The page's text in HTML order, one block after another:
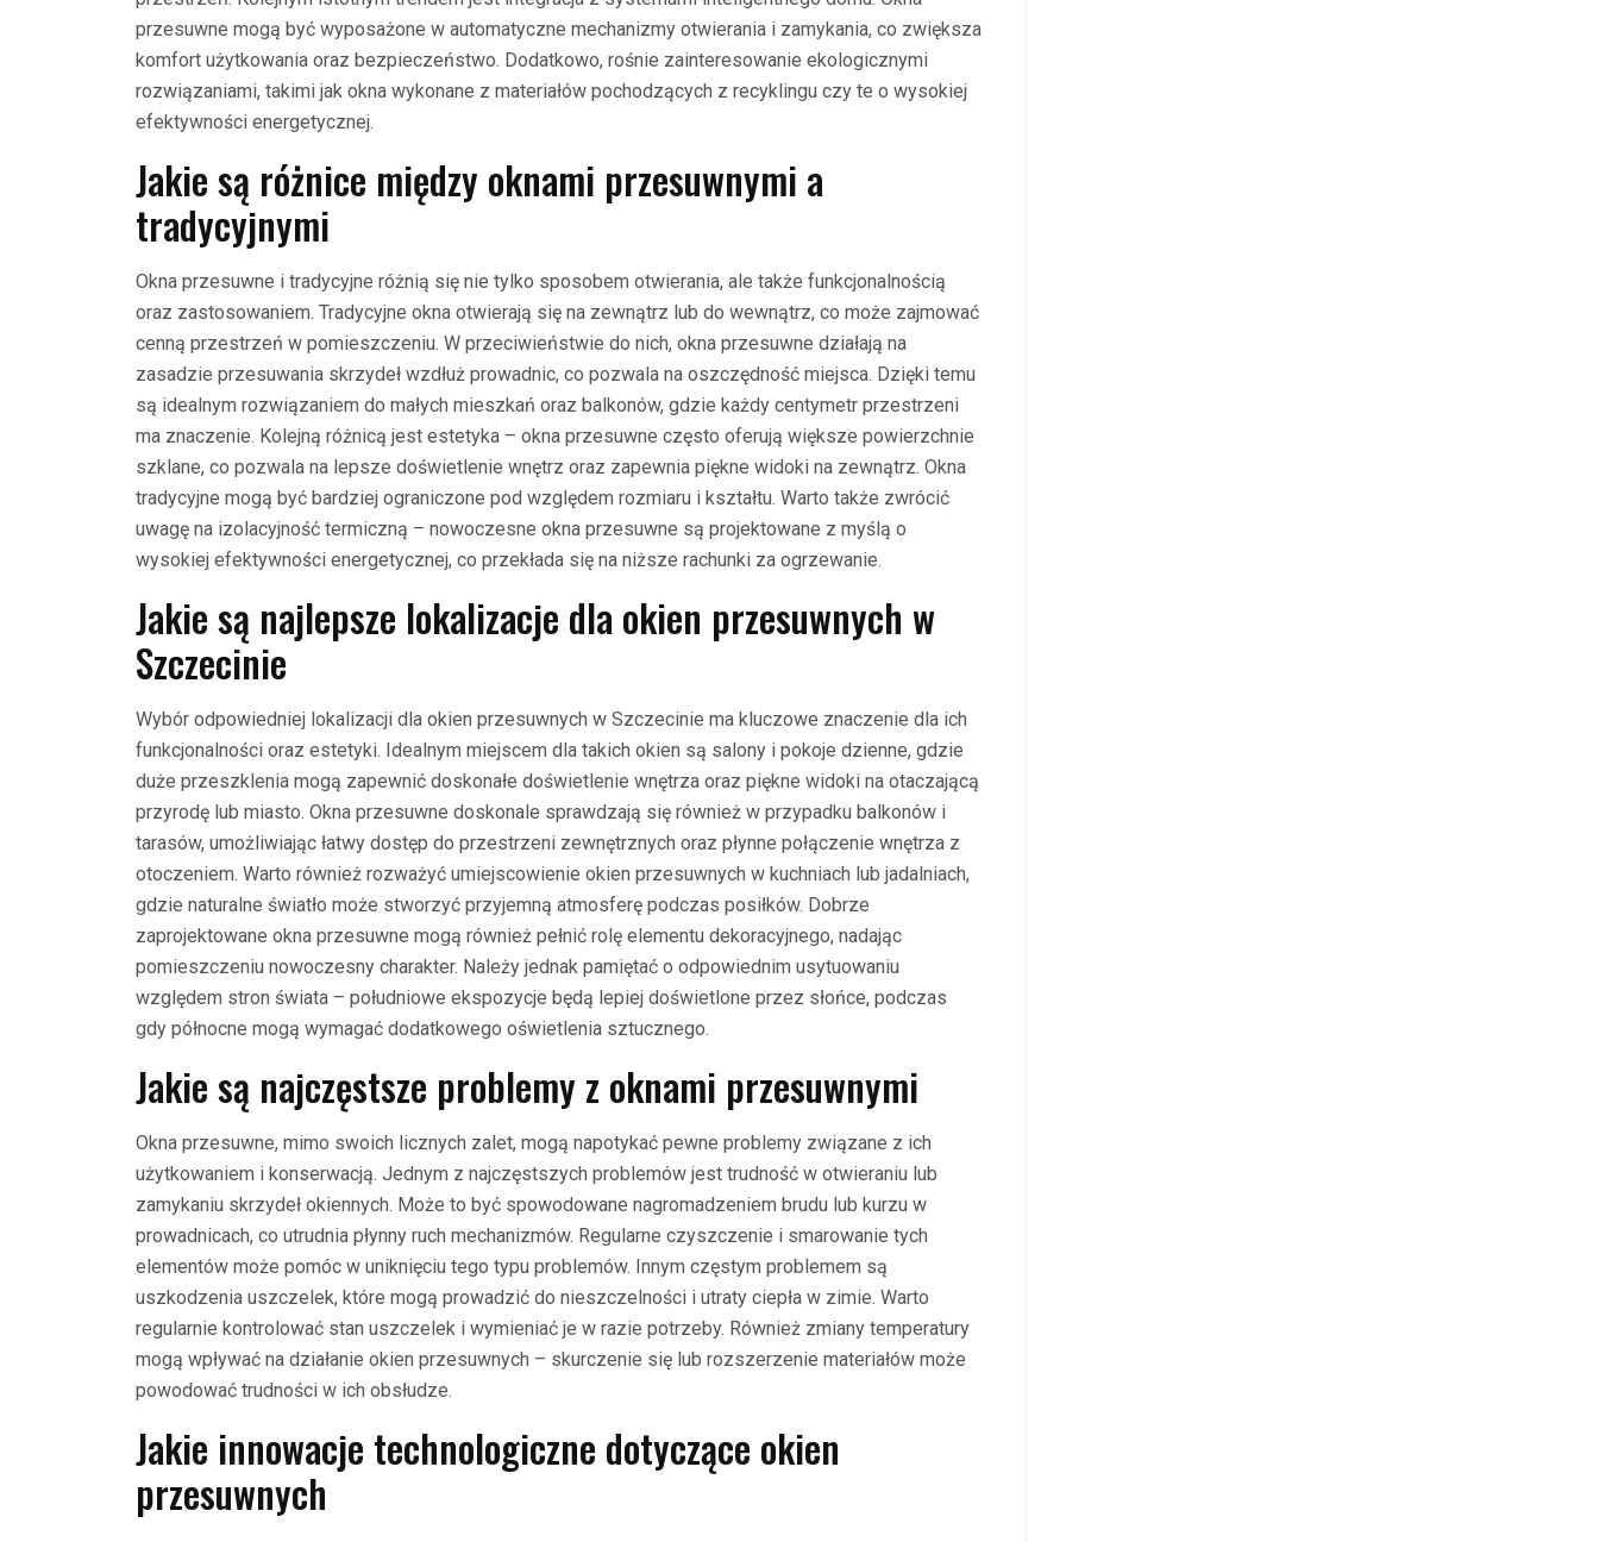
przesuwne mogą być wyposażone w automatyczne mechanizmy otwierania i zamykania, co zwiększa
komfort użytkowania oraz bezpieczeństwo. Dodatkowo, rośnie zainteresowanie ekologicznymi
rozwiązaniami, takimi jak okna wykonane z materiałów pochodzących z recyklingu czy te o wysokiej
efektywności energetycznej.
Jakie są różnice między oknami przesuwnymi a
tradycyjnymi
Okna przesuwne i tradycyjne różnią się nie tylko sposobem otwierania, ale także funkcjonalnością
oraz zastosowaniem. Tradycyjne okna otwierają się na zewnątrz lub do wewnątrz, co może zajmować
cenną przestrzeń w pomieszczeniu. W przeciwieństwie do nich, okna przesuwne działają na
zasadzie przesuwania skrzydeł wzdłuż prowadnic, co pozwala na oszczędność miejsca. Dzięki temu
są idealnym rozwiązaniem do małych mieszkań oraz balkonów, gdzie każdy centymetr przestrzeni
ma znaczenie. Kolejną różnicą jest estetyka – okna przesuwne często oferują większe powierzchnie
szklane, co pozwala na lepsze doświetlenie wnętrz oraz zapewnia piękne widoki na zewnątrz. Okna
tradycyjne mogą być bardziej ograniczone pod względem rozmiaru i kształtu. Warto także zwrócić
uwagę na izolacyjność termiczną – nowoczesne okna przesuwne są projektowane z myślą o
wysokiej efektywności energetycznej, co przekłada się na niższe rachunki za ogrzewanie.
Jakie są najlepsze lokalizacje dla okien przesuwnych w
Szczecinie
Wybór odpowiedniej lokalizacji dla okien przesuwnych w Szczecinie ma kluczowe znaczenie dla ich
funkcjonalności oraz estetyki. Idealnym miejscem dla takich okien są salony i pokoje dzienne, gdzie
duże przeszklenia mogą zapewnić doskonałe doświetlenie wnętrza oraz piękne widoki na otaczającą
przyrodę lub miasto. Okna przesuwne doskonale sprawdzają się również w przypadku balkonów i
tarasów, umożliwiając łatwy dostęp do przestrzeni zewnętrznych oraz płynne połączenie wnętrza z
otoczeniem. Warto również rozważyć umiejscowienie okien przesuwnych w kuchniach lub jadalniach,
gdzie naturalne światło może stworzyć przyjemną atmosferę podczas posiłków. Dobrze
zaprojektowane okna przesuwne mogą również pełnić rolę elementu dekoracyjnego, nadając
pomieszczeniu nowoczesny charakter. Należy jednak pamiętać o odpowiednim usytuowaniu
względem stron świata – południowe ekspozycje będą lepiej doświetlone przez słońce, podczas
gdy północne mogą wymagać dodatkowego oświetlenia sztucznego.
Jakie są najczęstsze problemy z oknami przesuwnymi
Okna przesuwne, mimo swoich licznych zalet, mogą napotykać pewne problemy związane z ich
użytkowaniem i konserwacją. Jednym z najczęstszych problemów jest trudność w otwieraniu lub
zamykaniu skrzydeł okiennych. Może to być spowodowane nagromadzeniem brudu lub kurzu w
prowadnicach, co utrudnia płynny ruch mechanizmów. Regularne czyszczenie i smarowanie tych
elementów może pomóc w uniknięciu tego typu problemów. Innym częstym problemem są
uszkodzenia uszczelek, które mogą prowadzić do nieszczelności i utraty ciepła w zimie. Warto
regularnie kontrolować stan uszczelek i wymieniać je w razie potrzeby. Również zmiany temperatury
mogą wpływać na działanie okien przesuwnych – skurczenie się lub rozszerzenie materiałów może
powodować trudności w ich obsłudze.
Jakie innowacje technologiczne dotyczące okien
przesuwnych